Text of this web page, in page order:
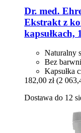
Dr. med.
Ekstrakt z
kapsułkach,
Naturalny
Bez
Kapsułka
182,00 zł (2
Dostawa do 12